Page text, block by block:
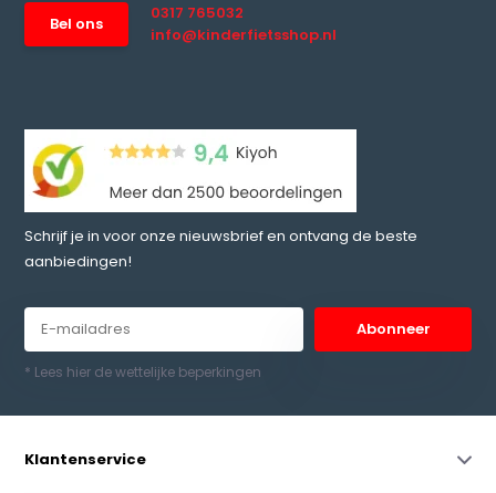
Bel ons
0317 765032
info@kinderfietsshop.nl
Schrijf je in voor onze nieuwsbrief en ontvang de beste
aanbiedingen!
Abonneer
* Lees hier de wettelijke beperkingen
Klantenservice